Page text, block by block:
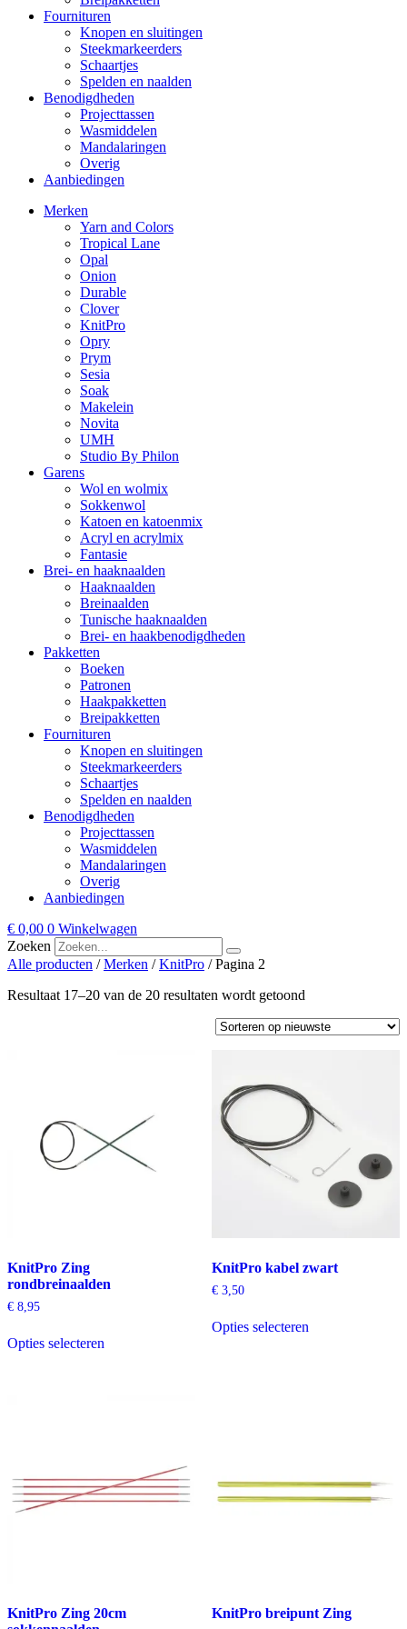
Fournituren
Knopen en sluitingen
Steekmarkeerders
Schaartjes
Spelden en naalden
Benodigdheden
Projecttassen
Wasmiddelen
Mandalaringen
Overig
Aanbiedingen
Merken
Yarn and Colors
Tropical Lane
Opal
Onion
Durable
Clover
KnitPro
Opry
Prym
Sesia
Soak
Makelein
Novita
UMH
Studio By Philon
Garens
Wol en wolmix
Sokkenwol
Katoen en katoenmix
Acryl en acrylmix
Fantasie
Brei- en haaknaalden
Haaknaalden
Breinaalden
Tunische haaknaalden
Brei- en haakbenodigdheden
Pakketten
Boeken
Patronen
Haakpakketten
Breipakketten
Fournituren
Knopen en sluitingen
Steekmarkeerders
Schaartjes
Spelden en naalden
Benodigdheden
Projecttassen
Wasmiddelen
Mandalaringen
Overig
Aanbiedingen
€ 0,00 0 Winkelwagen
Zoeken
Alle producten /Merken /KnitPro / Pagina 2
Resultaat 17–20 van de 20 resultaten wordt getoond
nieuwste
KnitPro Zing
rondbreinaalden
€ 8,95
Opties selecterenproduct
worden
op
de
KnitPro kabel zwart
€3,50
Opties selecterenproduct
de
productpagina
KnitPro Zing 20cm
KnitPro breipunt Zing